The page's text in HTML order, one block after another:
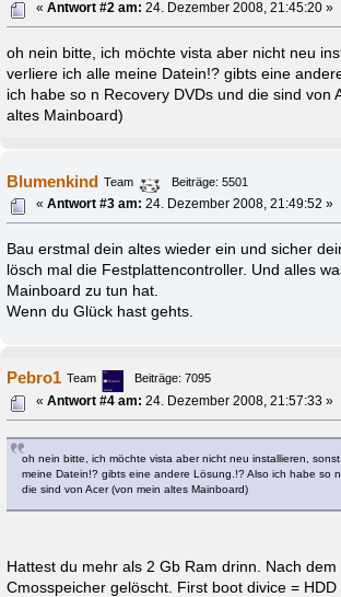
«Antwort #2 am: 24. Dezember 2008, 21:45:20 »
oh nein bitte, ich möchte vista aber nicht neu
verliere ich alle meine Datein!? gibts eine
ich habe so n Recovery DVDs und die sind von
altes Mainboard)
Blumenkind Team
Beiträge: 5501
«Antwort #3 am: 24. Dezember 2008, 21:49:52 »
Bau erstmal dein altes wieder ein und sicher
lösch mal die Festplattencontroller. Und alles
Mainboard zu tun hat.
Wenn du Glück hast gehts.
Pebro1 Team
Beiträge: 7095
«Antwort #4 am: 24. Dezember 2008, 21:57:33 »
oh nein bitte, ich möchte vista aber nicht neu installieren, sonst
meine Datein!? gibts eine andere Lösung.!? Also ich habe so
die sind von Acer (von mein altes Mainboard)
Hattest du mehr als 2 Gb Ram drinn. Nach dem
Cmosspeicher gelöscht. First boot divice =